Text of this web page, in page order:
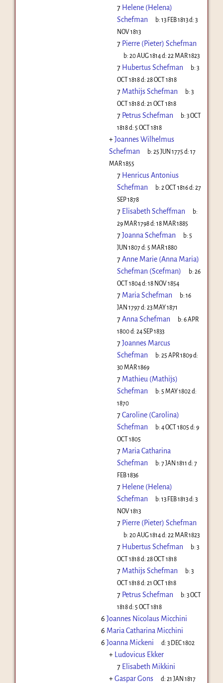
7 Helene (Helena)
Schefman
b:13 FEB 1813d:3
NOV 1813
7 Pierre (Pieter) Schefman
b:20 AUG 1814d:22 MAR 1823
7 Hubertus Schefman b:3
OCT 1818d: 28 OCT 1818
7 Mathijs Schefman b:3
OCT 1818d: 21 OCT 1818
7 Petrus Schefman b:3 OCT
1818d: 5 OCT 1818
+Joannes Wilhelmus
Schefman
b:25 JUN 1775 d:17
MAR 1855
7 Henricus Antonius
Schefman
b:2 OCT 1816d:27
SEP 1878
7 Elisabeth Scheffman
b:
29 MAR 1798d: 18 MAR 1885
7Joanna Schefman b: 5
JUN 1807d: 5 MAR 1880
7Anne Marie (Anna Maria)
Schefman (Scefman)
b:26
OCT 1804d: 18 NOV 1854
7 Maria Schefman b:16
JAN 1797d: 23 MAY 1871
7Anna Schefman b:6 APR
1800d: 24 SEP 1833
7Joannes Marcus
Schefman
b:25 APR 1809d:
30 MAR 1869
7 Mathieu (Mathijs)
Schefman
b: 5 MAY 1802 d:
1870
7Caroline (Carolina)
Schefman
b:4 OCT 1805 d:9
OCT 1805
7 Maria Catharina
Schefman
b:7 JAN 1811 d:7
FEB 1836
7 Helene (Helena)
Schefman
b:13 FEB 1813d:3
NOV 1813
7 Pierre (Pieter) Schefman
b:20 AUG 1814d:22 MAR 1823
7 Hubertus Schefman b:3
OCT 1818d: 28 OCT 1818
7 Mathijs Schefman b:3
OCT 1818d: 21 OCT 1818
7 Petrus Schefman b:3 OCT
1818d: 5 OCT 1818
6 Joannes Nicolaus Micchini
6 Maria Catharina Micchini
6 Joanna Mickeni d:3 DEC 1802
+ Ludovicus Ekker
7 Elisabeth Mikkini
+Gaspar Gons d:21 JAN 1817